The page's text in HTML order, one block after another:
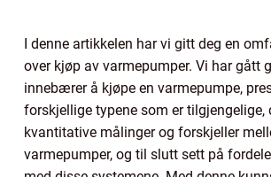
I denne artikkelen har vi gitt deg en
over kjøp av varmepumper. Vi har gått
innebærer å kjøpe en varmepumpe,
forskjellige typene som er tilgjengelige,
kvantitative målinger og forskjeller
varmepumper, og til slutt sett på